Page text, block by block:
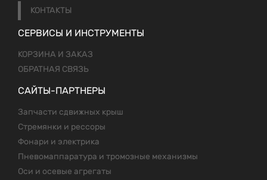
КОНТАКТЫ
СЕРВИСЫ И ИНСТРУМЕНТЫ
КОРЗИНА И ЗАКАЗ
ОБРАТНАЯ СВЯЗЬ
САЙТЫ-ПАРТНЕРЫ
Запчасти сдвижных крыш
Стремянки и рессоры
Фонари и электрика
Пневомаппаратура и тромозные механизмы
Оси и осевые агрегаты